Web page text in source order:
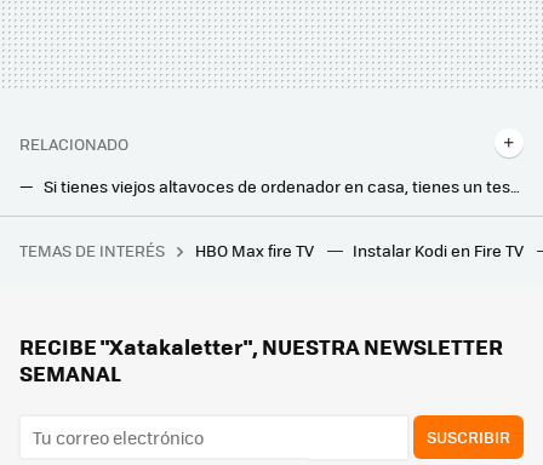
RELACIONADO
Si tienes viejos altavoces de ordenador en casa, tienes un tesoro: así puedes usarlos para mejorar el sonido de tu Smart TV
Esta inusual barra de sonido con orientación HiFi se acopla a nuestras Smart TV y promete un sonido de cine sin subwoofer externo
Los bloqueos de LaLiga afectan hasta a quienes necesitan buscar una farmacia de guardia
TEMAS DE INTERÉS HBO Max fire TV Instalar Kodi en Fire TV
RECIBE "Xatakaletter", NUESTRA NEWSLETTER
SEMANAL
SUSCRIBIR